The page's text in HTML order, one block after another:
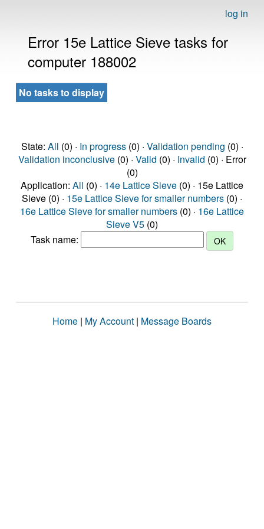
log in
Error 15e Lattice Sieve tasks for
computer 188002
No tasks to display
State: All (0) · In progress(0) · Validation pending (0) ·
Validation inconclusive(0) · Valid (0) · Invalid (0) · Error
(0)
Application: All (0) · 14e Lattice Sieve (0) · 15e Lattice
Sieve (0) · 15e Lattice Sieve for smaller numbers (0) ·
16e Lattice Sieve for smaller numbers (0) · 16e Lattice
Sieve V5 (0)
Task name:
Home | My Account | Message Boards